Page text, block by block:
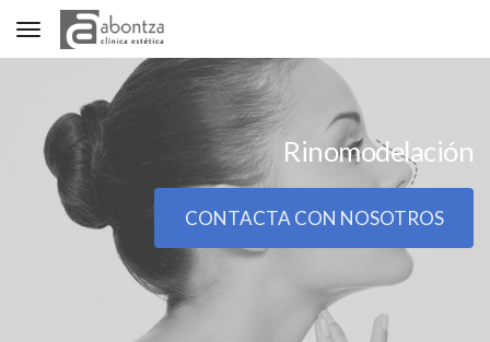
Toggle navigation
Rinomodelación
CONTACTA CON NOSOTROS